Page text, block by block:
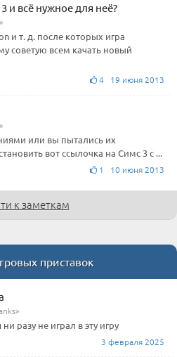
3 и всё нужное для неё?
и т. д. после которых игра
советую всем качать новый
4 19 июня 2013
или вы пытались их
вот ссылочка на Симс 3 с ...
1 10 июня 2013
к заметкам
приставок
разу не играл в эту игру
3 февраля 2025